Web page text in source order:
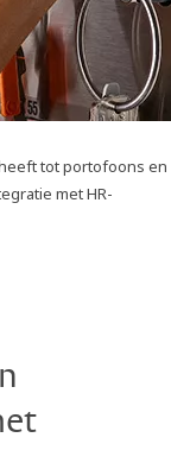
tot portofoons en
met HR-